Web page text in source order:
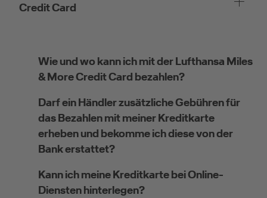
Credit Card
Wie und wo kann ich mit der Lufthansa Miles
& More Credit Card bezahlen?
Darf ein Händler zusätzliche Gebühren für
das Bezahlen mit meiner Kreditkarte
erheben und bekomme ich diese von der
Bank erstattet?
Kann ich meine Kreditkarte bei Online-
Diensten hinterlegen?